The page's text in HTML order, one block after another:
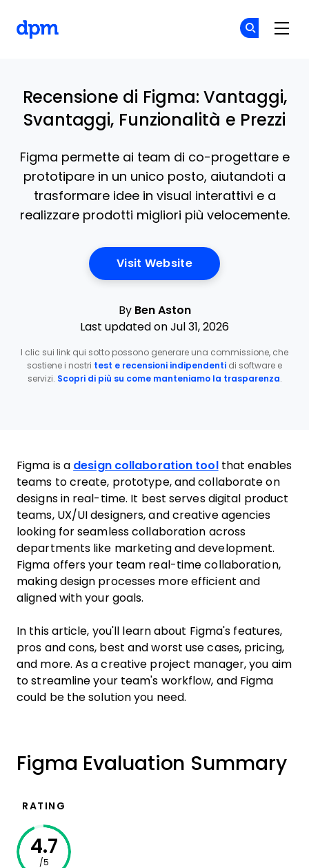
Recensione di Figma: Vantaggi,
Svantaggi, Funzionalità e Prezzi
Figma permette ai team di co-progettare e
prototipare in un unico posto, aiutandoti a
trasformare idee in visual interattivi e a
realizzare prodotti migliori più velocemente.
Visit WebsiteOpens New Window
By Ben Aston
Last updated on Jul 31, 2026
I clic sui link qui sotto possono generare una commissione, che
sostiene i nostri test e recensioni indipendenti di software e
servizi. Scopri di più su come manteniamo la trasparenza.
Figma is a design collaboration tool
that enables
teams to create, prototype, and collaborate on
designs in real-time. It best serves digital product
teams, UX/UI designers, and creative agencies
looking for seamless collaboration across
departments like marketing and development.
Figma offers your team real-time collaboration,
making design processes more efficient and
aligned with your goals.
In this article, you'll learn about Figma's features,
pros and cons, best and worst use cases, pricing,
and more. As a creative project manager, you aim
to streamline your team's workflow, and Figma
could be the solution you need.
Figma Evaluation Summary
RATING
4.7
/5